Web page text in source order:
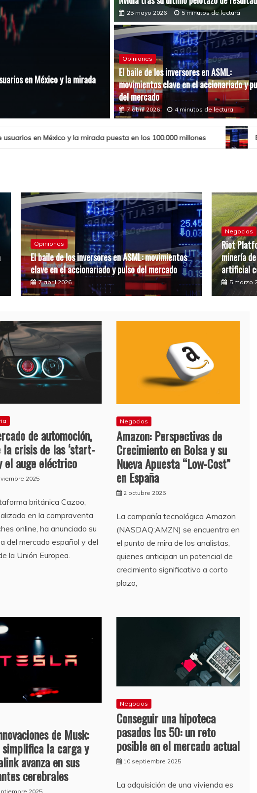
en México y la mirada
Opiniones
El baile de los inversores en ASML:
7 abril 2026 4 minutos de lectura
25 mayo 2026 5 minutos de lectura
Opiniones
El baile de los inversores en ASML:
movimientos clave en el accionariado y
del mercado
7 abril 2026 4 minutos de lectura
puesta en los 100.000 millones El baile de los inversores en
Opiniones
El baile de los inversores en ASML: movimientos
clave en el accionariado y pulso del mercado
7 abril 2026
Negocios
Riot
minería
artificial
5 marzo
de automoción,
crisis de las ‘start-
el auge eléctrico
2025
británica Cazoo,
en la compraventa
online, ha anunciado su
del mercado español y del
la Unión Europea.
Negocios
Amazon: Perspectivas de
Crecimiento en Bolsa y su
Nueva Apuesta “Low-Cost”
en España
2 octubre 2025
La compañía tecnológica Amazon
(NASDAQ:AMZN) se encuentra en
el punto de mira de los analistas,
quienes anticipan un potencial de
crecimiento significativo a corto
plazo,
de Musk:
simplifica la carga y
avanza en sus
cerebrales
2025
Negocios
Conseguir una hipoteca
pasados los 50: un reto
posible en el mercado actual
10 septiembre 2025
La adquisición de una vivienda es